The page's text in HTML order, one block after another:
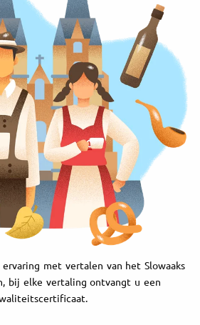
met vertalen van het Slowaaks
bij elke vertaling ontvangt u een